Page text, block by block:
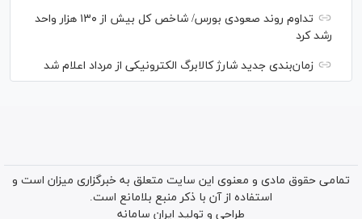
تداوم روند صعودی بورس/ شاخص کل بیش از ۱۳۰ هزار واحد
رشد کرد
زمان‌بندی جدید شارژ کالابرگ الکترونیکی از مرداد اعلام شد
تمامی حقوق مادی و معنوی این سایت متعلق به خبرگزاری میزان است و
استفاده از آن با ذکر منبع بلامانع است.
طراحی و تولید ایران سامانه